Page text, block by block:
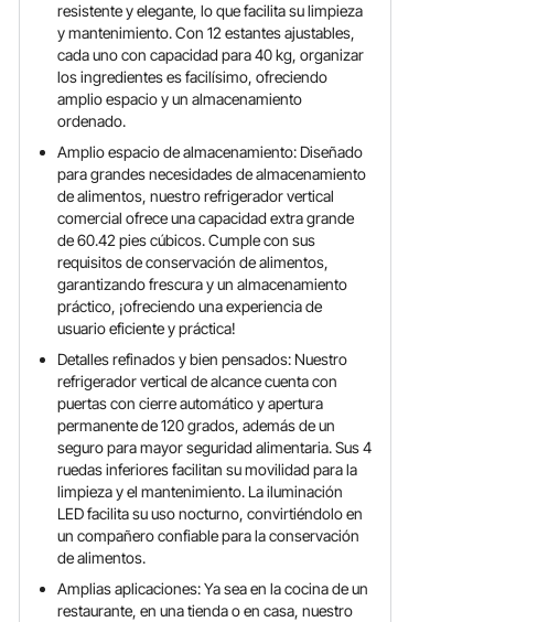
resistente y elegante, lo que facilita su limpieza
y mantenimiento. Con 12 estantes ajustables,
cada uno con capacidad para 40 kg, organizar
los ingredientes es facilísimo, ofreciendo
amplio espacio y un almacenamiento
ordenado.
Amplio espacio de almacenamiento: Diseñado
para grandes necesidades de almacenamiento
de alimentos, nuestro refrigerador vertical
comercial ofrece una capacidad extra grande
de 60.42 pies cúbicos. Cumple con sus
requisitos de conservación de alimentos,
garantizando frescura y un almacenamiento
práctico, ¡ofreciendo una experiencia de
usuario eficiente y práctica!
Detalles refinados y bien pensados: Nuestro
refrigerador vertical de alcance cuenta con
puertas con cierre automático y apertura
permanente de 120 grados, además de un
seguro para mayor seguridad alimentaria. Sus 4
ruedas inferiores facilitan su movilidad para la
limpieza y el mantenimiento. La iluminación
LED facilita su uso nocturno, convirtiéndolo en
un compañero confiable para la conservación
de alimentos.
Amplias aplicaciones: Ya sea en la cocina de un
restaurante, en una tienda o en casa, nuestro